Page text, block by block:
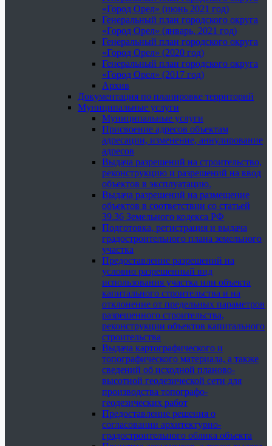
«Город Орел» (июнь 2021 год)
Генеральный план городского округа
«Город Орел» (январь, 2021 год)
Генеральный план городского округа
«Город Орел» (2020 год)
Генеральный план городского округа
«Город Орел» (2017 год)
Архив
Документация по планировке территорий
Муниципальные услуги
Муниципальные услуги
Присвоение адресов объектам
адресации, изменение, аннулирование
адресов
Выдача разрешений на строительство,
реконструкцию и разрешений на ввод
объектов в эксплуатацию.
Выдача разрешений на размещение
объектов в соответствии со статьей
39.36 Земельного кодекса РФ
Подготовка, регистрация и выдача
градостроительного плана земельного
участка
Предоставление разрешений на
условно разрешенный вид
использования участка или объекта
капитального строительства и на
отклонение от предельных параметров
разрешенного строительства,
реконструкции объектов капитального
строительства
Выдача картографического и
топографического материала, а также
сведений об исходной планово-
высотной геодезической сети для
производства топографо-
геодезических работ
Предоставление решения о
согласовании архитектурно-
градостроительного облика объекта